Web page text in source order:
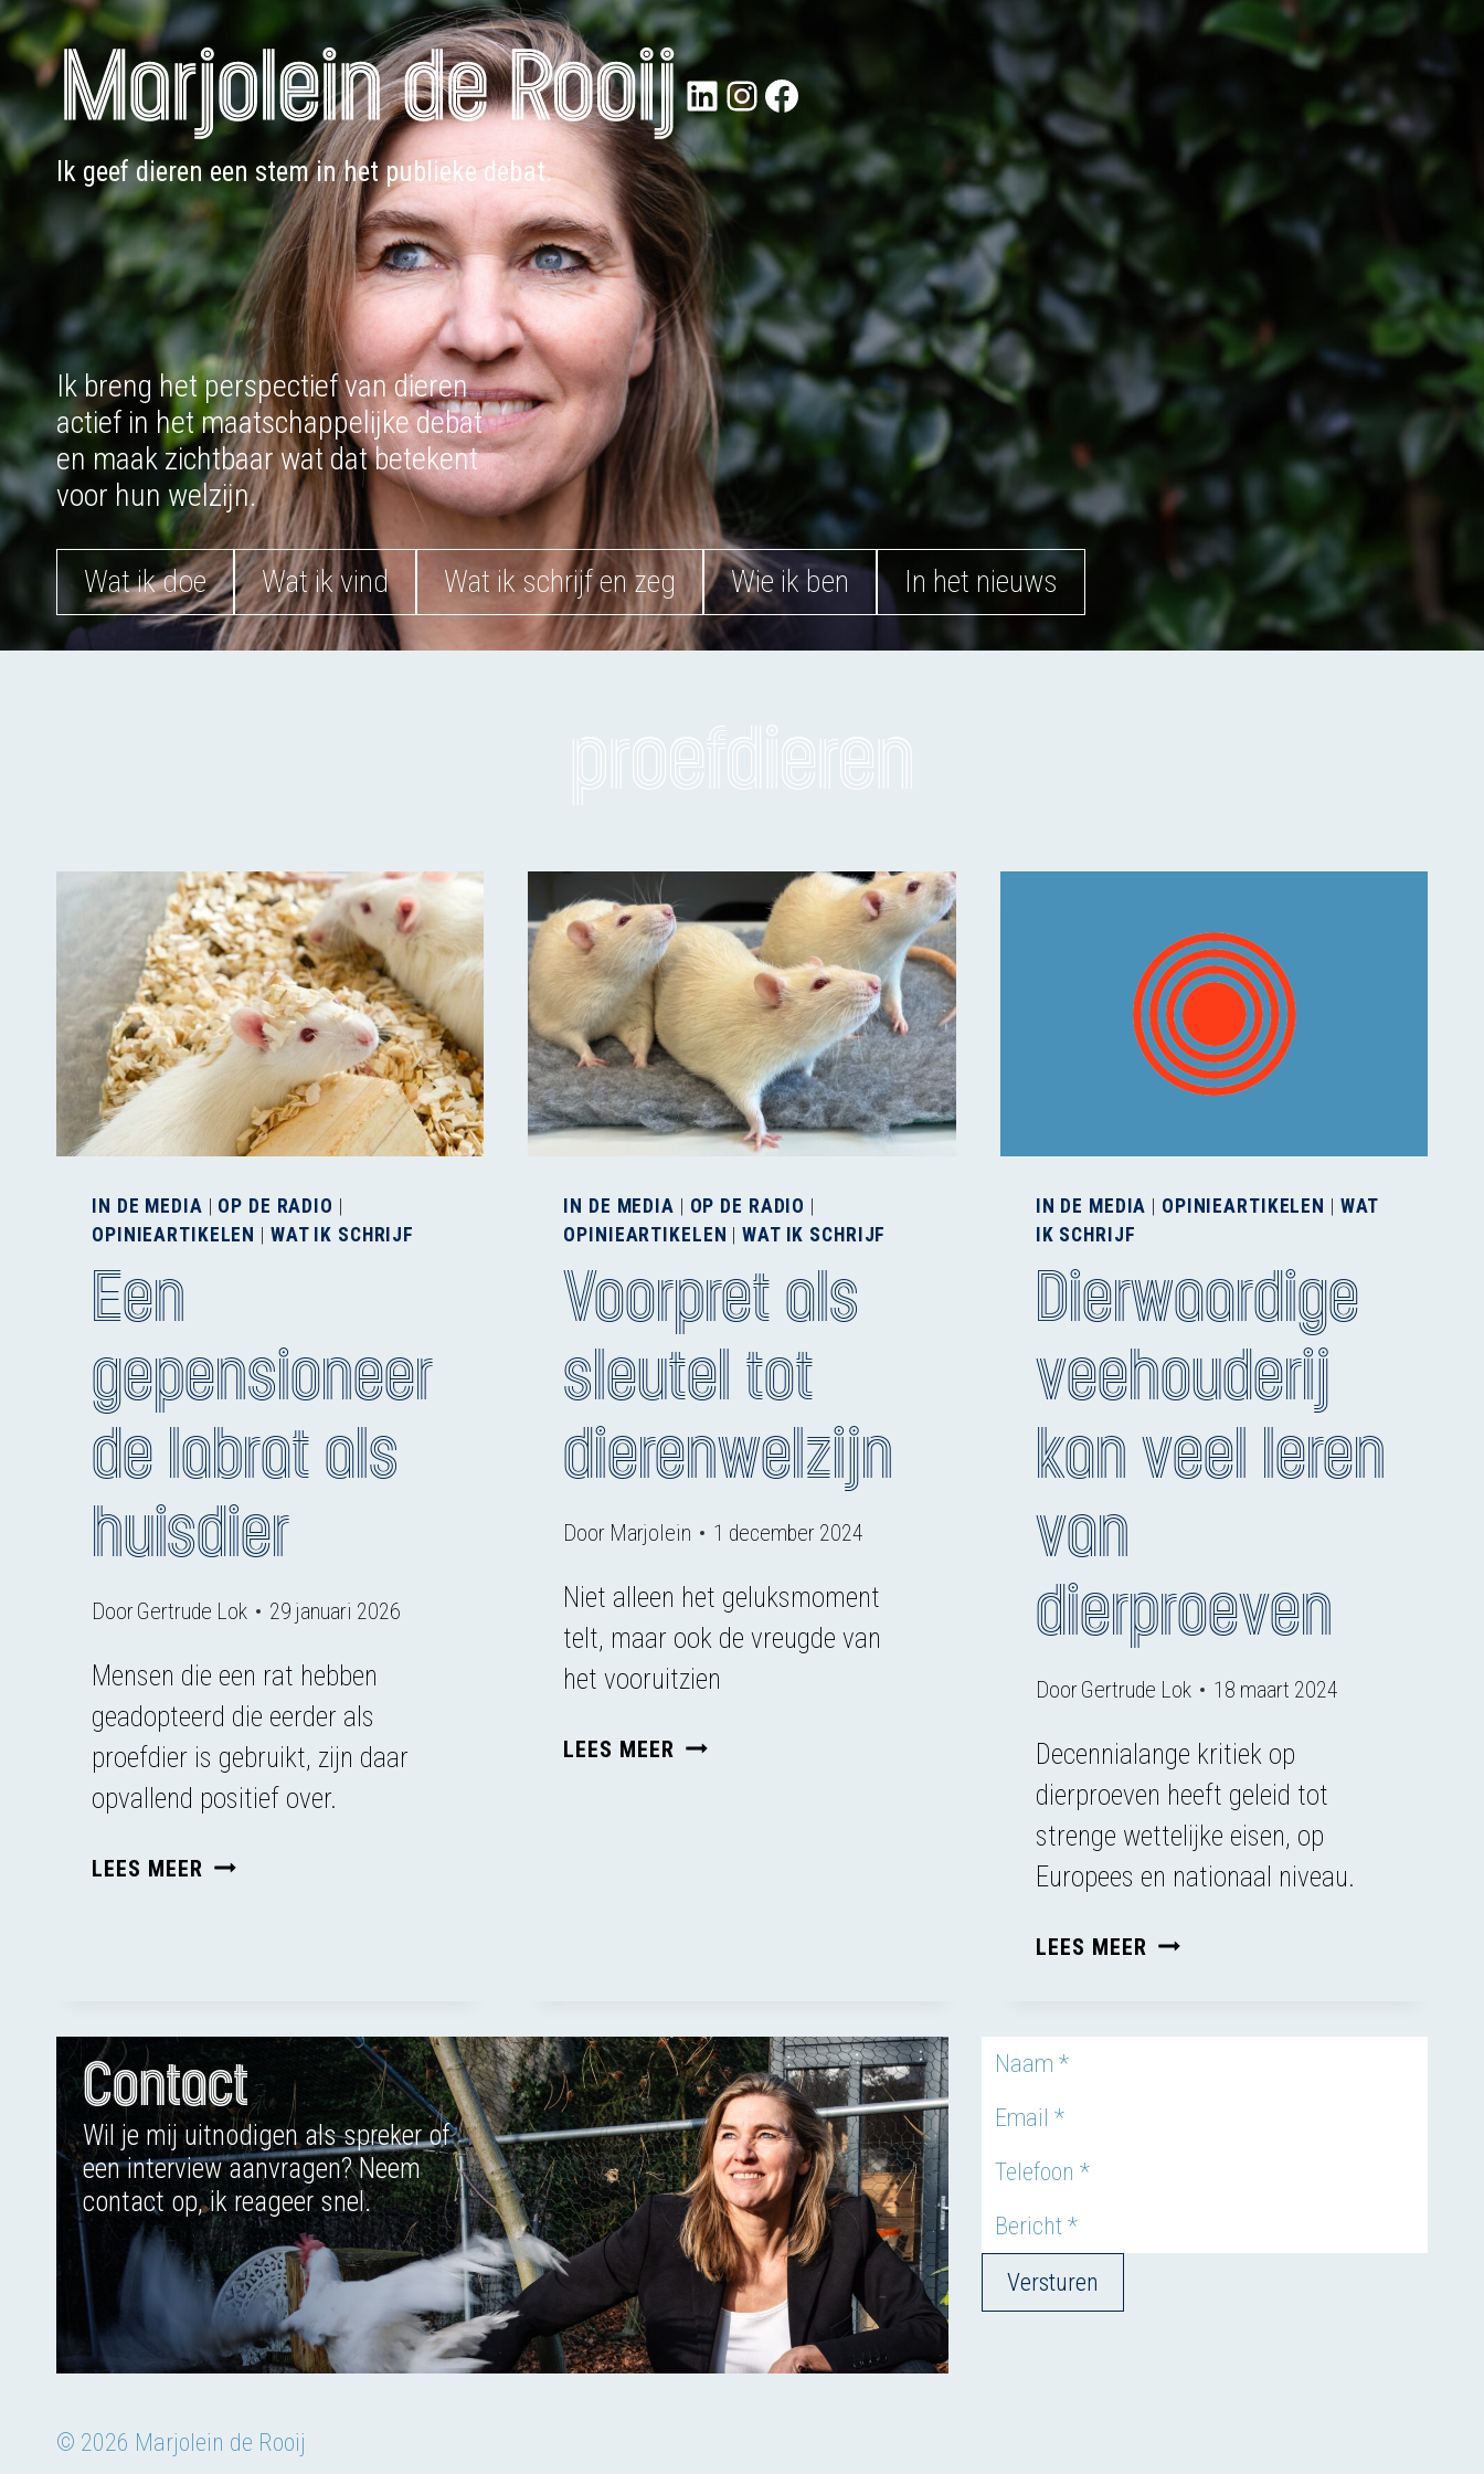
Doorgaan
naar
inhoud
LinkedIn
Instagram
Facebook
Ik geef dieren een stem in het publieke debat.
Ik breng het perspectief van dieren
actief in het maatschappelijke debat
en maak zichtbaar wat dat betekent
voor hun welzijn.
Wat ik doe Wat ik vind Wat ik schrijf en zeg Wie ik ben In het nieuws
proefdieren
IN DE MEDIA OP DE RADIO
OPINIEARTIKELEN
WAT IK SCHRIJF
Een
gepensioneer
de labrat als
huisdier
DoorGertrude Lok 29 januari 2026
Mensen die een rat hebben
geadopteerd die eerder als
proefdier is gebruikt, zijn daar
opvallend positief over.
LEES MEER EEN
IN DE MEDIA OP DE RADIO
OPINIEARTIKELEN
|WAT IK SCHRIJF
Voorpret als
sleutel tot
dierenwelzijn
Door Marjolein 1 december 2024
Niet alleen het geluksmoment
telt, maar ook de vreugde van
het vooruitzien
LEES MEER VOORPRET
IN DE MEDIA OPINIEARTIKELEN
WAT
IK SCHRIJF
Dierwaardige
veehouderij
kan veel leren
van
dierproeven
DoorGertrude Lok 18 maart 2024
Decennialange kritiek op
dierproeven heeft geleid tot
strenge wettelijke eisen, op
Europees en nationaal niveau.
LEES MEER DIERWAARDIGE
VEEL
Contact
Wil je mij uitnodigen als spreker of
een interview aanvragen? Neem
contact op, ik reageer snel.
Versturen
© 2026 Marjolein de Rooij